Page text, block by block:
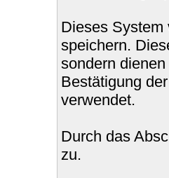
Dieses System
speichern.
sondern
Bestätigung
verwendet.
Durch das
zu.